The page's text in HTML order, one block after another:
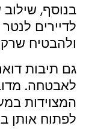
בנוסף,
לדיירים
ולהבטיח שרק
גם תיבות
לאבטחה.
המצוידות
לפתוח אותן